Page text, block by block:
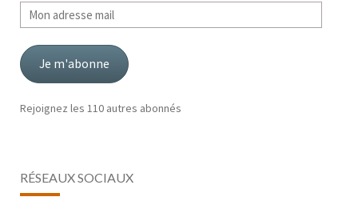
Mon
adresse
mail
Je m'abonne
Rejoignez les 110 autres abonnés
RÉSEAUX SOCIAUX